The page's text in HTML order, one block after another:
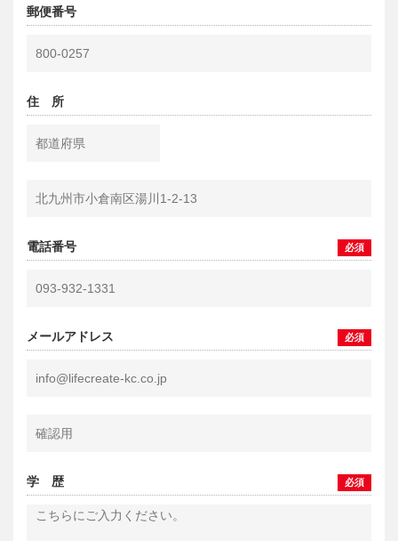
郵便番号
住 所
電話番号 必須
メールアドレス 必須
学 歴 必須